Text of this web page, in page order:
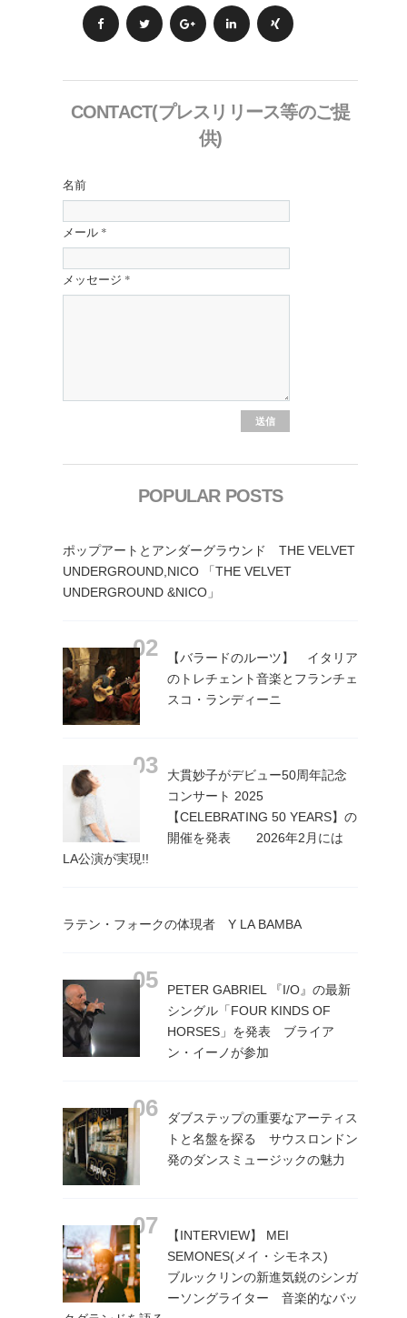
CONTACT(プレスリリース等のご提
供)
名前
メール *
メッセージ *
POPULAR POSTS
ポップアートとアンダーグラウンド THE VELVET
UNDERGROUND,NICO 「THE VELVET
UNDERGROUND &NICO」
【バラードのルーツ】 イタリア
のトレチェント音楽とフランチェ
スコ・ランディーニ
大貫妙子がデビュー50周年記念
コンサート 2025
【CELEBRATING 50 YEARS】の
開催を発表 2026年2月には
LA公演が実現!!
ラテン・フォークの体現者 Y LA BAMBA
PETER GABRIEL 『I/O』の最新
シングル「FOUR KINDS OF
HORSES」を発表 ブライア
ン・イーノが参加
ダブステップの重要なアーティス
トと名盤を探る サウスロンドン
発のダンスミュージックの魅力
【INTERVIEW】 MEI
SEMONES(メイ・シモネス)
ブルックリンの新進気鋭のシンガ
ーソングライター 音楽的なバッ